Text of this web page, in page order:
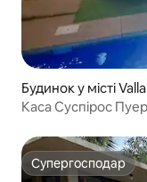
Будинок у місті
Каса Суспірос
Супергосподар
Супергосподар